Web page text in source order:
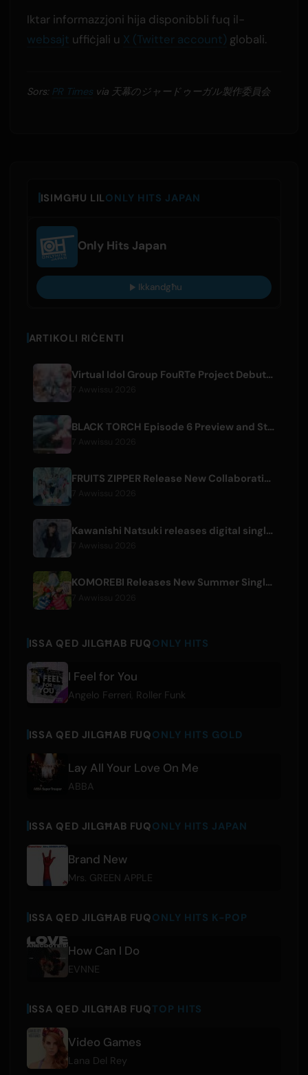
Iktar informazzjoni hija disponibbli fuq il-
websajt uffiċjali u X (Twitter account) globali.
Sors: PR Timesvia 天幕のジャードゥーガル製作委員会
ISIMGĦU LILONLY HITS JAPAN
Only Hits Japan
Ikkandgħu
ARTIKOLI RIĊENTI
Virtual Idol Group FouRTe Project Debuts with 'ALL IN' Album Produced by m-flo's ☆Taku Takahashi
BLACK TORCH Episode 6 Preview and Streaming Details
FRUITS ZIPPER Release New Collaboration Song '1,2,3,FOOOOUR'
Kawanishi Natsuki releases digital single 'Sayonara wa Ichiban Kirei na Atashi de'
KOMOREBI Releases New Summer Single 'Letsu Natsu'
ISSA QED JILGĦAB FUQONLY HITS
I Feel for You
Angelo Ferreri Roller Funk
ISSA QED JILGĦAB FUQONLY HITS GOLD
Lay All Your Love On Me
ABBA
ISSA QED JILGĦAB FUQONLY HITS JAPAN
Brand New
Mrs. GREEN APPLE
ISSA QED JILGĦAB FUQONLY HITS K-POP
How Can I Do
EVNNE
ISSA QED JILGĦAB FUQTOP HITS
Video Games
Lana Del Rey